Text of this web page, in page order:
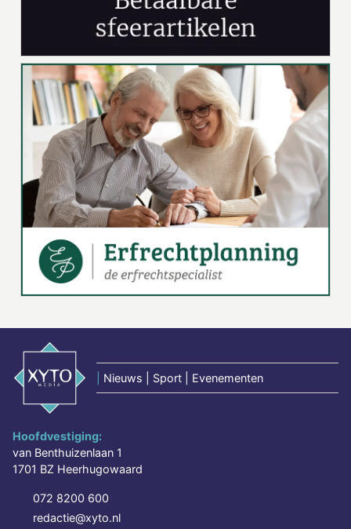
Nieuws | Sport | Evenementen
Hoofdvestiging:
van Benthuizenlaan 1
1701 BZ Heerhugowaard
072 8200 600
redactie@xyto.nl